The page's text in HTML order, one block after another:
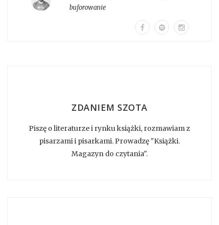
buforowanie
ZDANIEM SZOTA
Piszę o literaturze i rynku książki, rozmawiam z
pisarzami i pisarkami. Prowadzę "Książki.
Magazyn do czytania".